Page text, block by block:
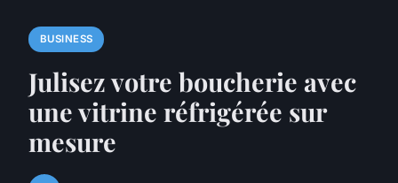
BUSINESS
Julisez votre boucherie avec
une vitrine réfrigérée sur
mesure